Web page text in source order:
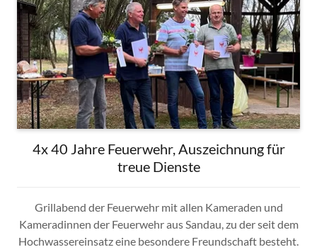
4x 40 Jahre Feuerwehr, Auszeichnung für
treue Dienste
Grillabend der Feuerwehr mit allen Kameraden und
Kameradinnen der Feuerwehr aus Sandau, zu der seit dem
Hochwassereinsatz eine besondere Freundschaft besteht.